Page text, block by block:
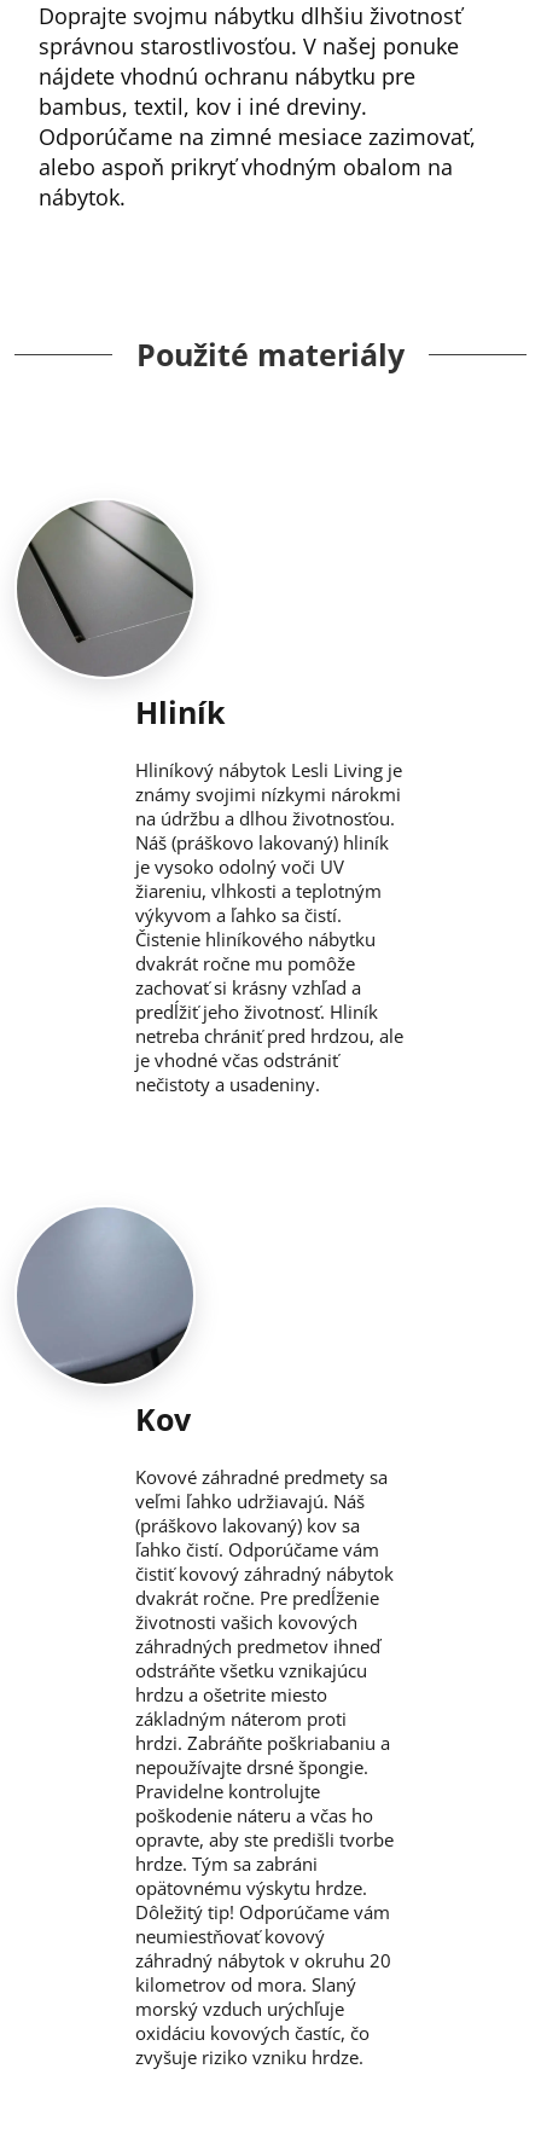
Doprajte svojmu nábytku dlhšiu životnosť
správnou starostlivosťou. V našej ponuke
nájdete vhodnú ochranu nábytku pre
bambus, textil, kov i iné dreviny.
Odporúčame na zimné mesiace zazimovať,
alebo aspoň prikryť vhodným obalom na
nábytok.
Použité materiály
Hliník
Hliníkový nábytok Lesli Living je
známy svojimi nízkymi nárokmi
na údržbu a dlhou životnosťou.
Náš (práškovo lakovaný) hliník
je vysoko odolný voči UV
žiareniu, vlhkosti a teplotným
výkyvom a ľahko sa čistí.
Čistenie hliníkového nábytku
dvakrát ročne mu pomôže
zachovať si krásny vzhľad a
predĺžiť jeho životnosť. Hliník
netreba chrániť pred hrdzou, ale
je vhodné včas odstrániť
nečistoty a usadeniny.
Kov
Kovové záhradné predmety sa
veľmi ľahko udržiavajú. Náš
(práškovo lakovaný) kov sa
ľahko čistí. Odporúčame vám
čistiť kovový záhradný nábytok
dvakrát ročne. Pre predĺženie
životnosti vašich kovových
záhradných predmetov ihneď
odstráňte všetku vznikajúcu
hrdzu a ošetrite miesto
základným náterom proti
hrdzi. Zabráňte poškriabaniu a
nepoužívajte drsné špongie.
Pravidelne kontrolujte
poškodenie náteru a včas ho
opravte, aby ste predišli tvorbe
hrdze. Tým sa zabráni
opätovnému výskytu hrdze.
Dôležitý tip! Odporúčame vám
neumiestňovať kovový
záhradný nábytok v okruhu 20
kilometrov od mora. Slaný
morský vzduch urýchľuje
oxidáciu kovových častíc, čo
zvyšuje riziko vzniku hrdze.